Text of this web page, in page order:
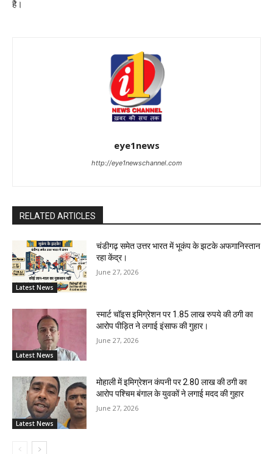
है।
eye1news
http://eye1newschannel.com
RELATED ARTICLES
Latest News
चंडीगढ़ समेत उत्तर भारत में भूकंप के झटके अफगानिस्तान
रहा केंद्र।
June 27, 2026
Latest News
स्मार्ट चॉइस इमिग्रेशन पर 1.85 लाख रुपये की ठगी का
आरोप पीड़ित ने लगाई इंसाफ की गुहार।
June 27, 2026
Latest News
मोहाली में इमिग्रेशन कंपनी पर 2.80 लाख की ठगी का
आरोप पश्चिम बंगाल के युवकों ने लगाई मदद की गुहार
June 27, 2026